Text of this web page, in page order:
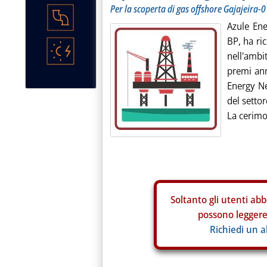
Per la scoperta di gas offshore Gajajeira-
Azule
BP, ha
premi
Energy
del
La
Soltanto gli utenti
possono
Richiedi un